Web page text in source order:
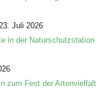
Juli 2026
in der Naturschutzstation
zum Fest der Artenvielfalt